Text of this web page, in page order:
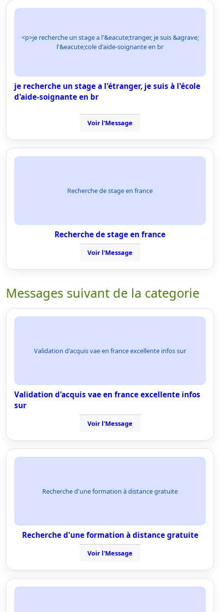
<p>je recherche un stage a l'&eacute;tranger, je suis &agrave;
l'&eacute;cole d'aide-soignante en br
je recherche un stage a l'étranger, je suis à l'école
d'aide-soignante en br
Voir l'Message
Recherche de stage en france
Recherche de stage en france
Voir l'Message
Messages suivant de la categorie
Validation d'acquis vae en france excellente infos sur
Validation d'acquis vae en france excellente infos
sur
Voir l'Message
Recherche d'une formation à distance gratuite
Recherche d'une formation à distance gratuite
Voir l'Message